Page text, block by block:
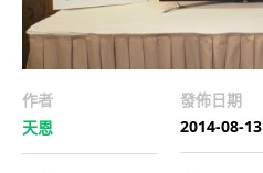
作者
天恩
發佈日期
2014-08-13